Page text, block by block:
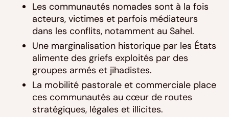
Les communautés nomades sont à la fois
acteurs, victimes et parfois médiateurs
dans les conflits, notamment au Sahel.
Une marginalisation historique par les États
alimente des griefs exploités par des
groupes armés et jihadistes.
La mobilité pastorale et commerciale place
ces communautés au cœur de routes
stratégiques, légales et illicites.